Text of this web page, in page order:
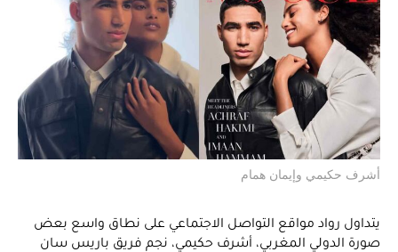
أشرف حكيمي وإيمان همام
يتداول رواد مواقع التواصل الاجتماعي على نطاق واسع بعض
صورة الدولي المغربي، أشرف حكيمي، نجم فريق باريس سان